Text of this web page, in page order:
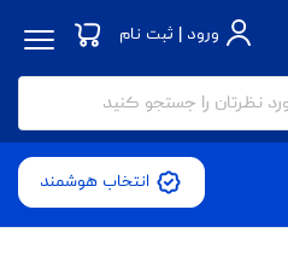
ورود | ثبت نام
انتخاب هوشمند